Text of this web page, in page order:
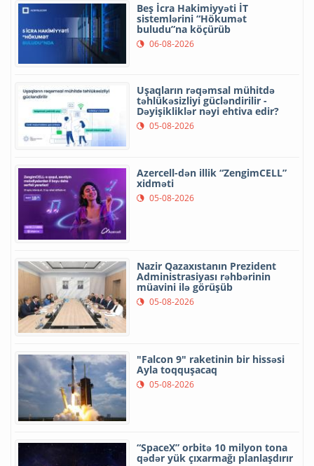
Beş İcra Hakimiyyəti İT
sistemlərini “Hökumət
buludu”na köçürüb
06-08-2026
Uşaqların rəqəmsal mühitdə
təhlükəsizliyi gücləndirilir -
Dəyişikliklər nəyi ehtiva edir?
05-08-2026
Azercell-dən illik “ZengimCELL”
xidməti
05-08-2026
Nazir Qazaxıstanın Prezident
Administrasiyası rəhbərinin
müavini ilə görüşüb
05-08-2026
"Falcon 9" raketinin bir hissəsi
Ayla toqquşacaq
05-08-2026
“SpaceX” orbitə 10 milyon tona
qədər yük çıxarmağı planlaşdırır